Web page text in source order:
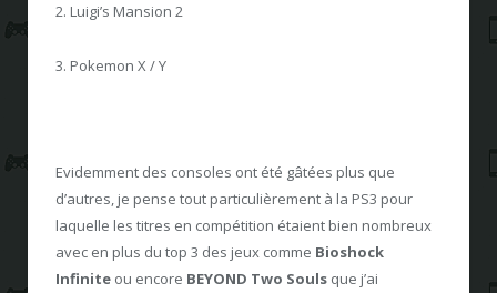
2. Luigi’s Mansion 2
3. Pokemon X / Y
Evidemment des consoles ont été gâtées plus que
d’autres, je pense tout particulièrement à la PS3 pour
laquelle les titres en compétition étaient bien nombreux
avec en plus du top 3 des jeux comme Bioshock
Infinite ou encore BEYOND Two Souls que j’ai